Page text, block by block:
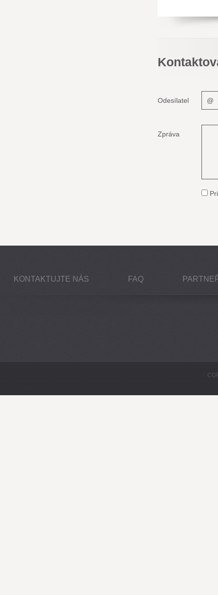
Odesílatel
Zpráva
KONTAKTUJTE NÁS FAQ